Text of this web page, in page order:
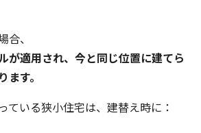
合、
適用され、今と同じ位置に建てら
す。
ている狭小住宅は、建替え時に：